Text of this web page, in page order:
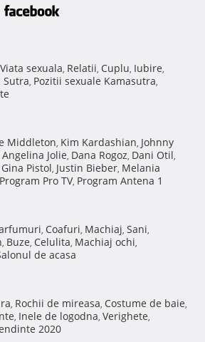
Viata sexuala, Relatii, Cuplu, Iubire,
Sutra, Pozitii sexuale Kamasutra,
Middleton, Kim Kardashian, Johnny
Angelina Jolie, Dana Rogoz, Dani Otil,
Gina Pistol, Justin Bieber, Melania
Program Pro TV, Program Antena 1
, Coafuri, Machiaj, Sani,
, Buze, Celulita, Machiaj ochi,
de acasa
, Rochii de mireasa, Costume de baie,
, Inele de logodna, Verighete,
2020